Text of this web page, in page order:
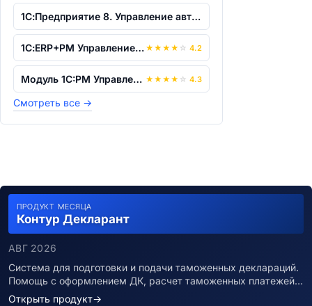
1С:Предприятие 8. Управление автотранс...
1С:ERP+PM Управление проектной организ... ★ ★ ★ ★ ☆ 4.2
Модуль 1C:PM Управление проектами для... ★ ★ ★ ★ ☆ 4.3
Смотреть все →
ПРОДУКТ МЕСЯЦА
Контур Декларант
АВГ 2026
Система для подготовки и подачи таможенных деклараций.
Помощь с оформлением ДК, расчет таможенных платежей…
Открыть продукт→